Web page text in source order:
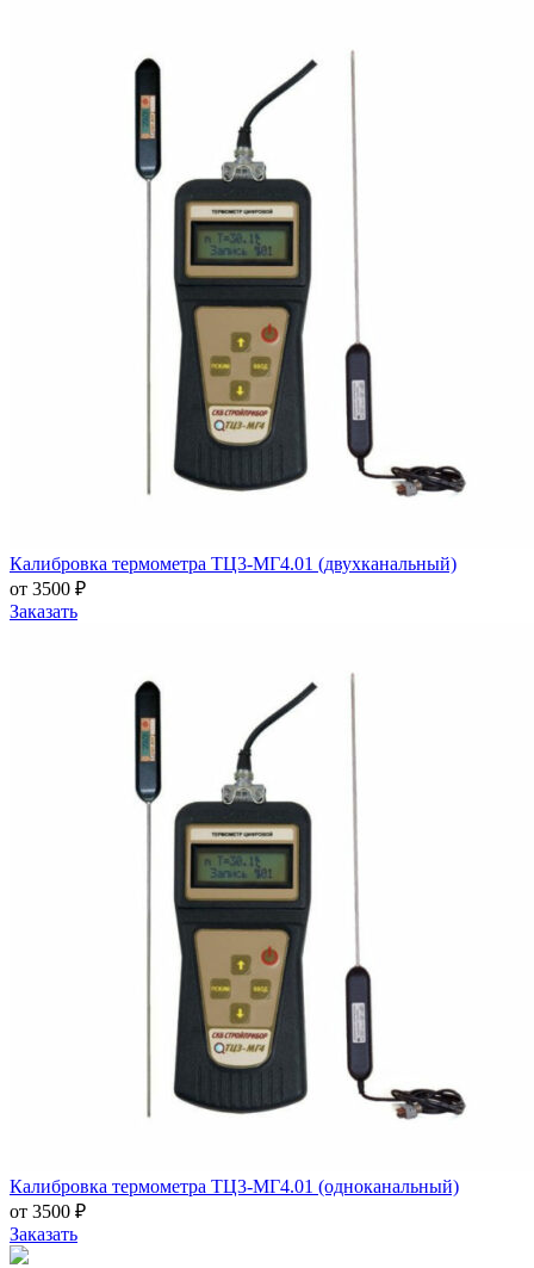
Калибровка термометра ТЦ3-МГ4.01 (двухканальный)
от 3500 ₽
Заказать
Калибровка термометра ТЦ3-МГ4.01 (одноканальный)
от 3500 ₽
Заказать